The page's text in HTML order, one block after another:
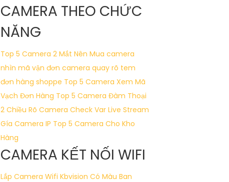
CAMERA THEO CHỨC
NĂNG
Top 5 Camera 2 Mắt Nên Mua camera
nhìn mã vận đơn camera quay rõ tem
đơn hàng shoppe Top 5 Camera Xem Mã
Vạch Đơn Hàng Top 5 Camera Đàm Thoại
2 Chiều Rõ Camera Check Var Live Stream
Gía Camera IP Top 5 Camera Cho Kho
Hàng
CAMERA KẾT NỐI WIFI
Lắp Camera Wifi Kbvision Có Màu Ban